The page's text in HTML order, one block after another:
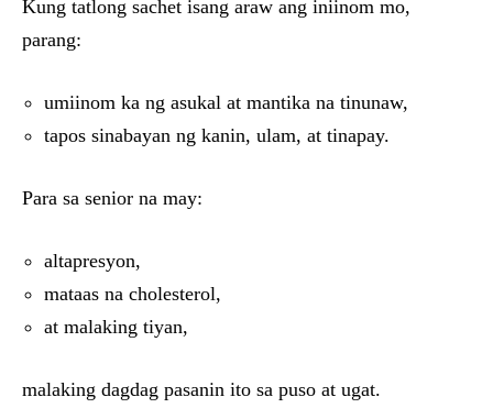
Kung tatlong sachet isang araw ang iniinom mo,
parang:
umiinom ka ng asukal at mantika na tinunaw,
tapos sinabayan ng kanin, ulam, at tinapay.
Para sa senior na may:
altapresyon,
mataas na cholesterol,
at malaking tiyan,
malaking dagdag pasanin ito sa puso at ugat.